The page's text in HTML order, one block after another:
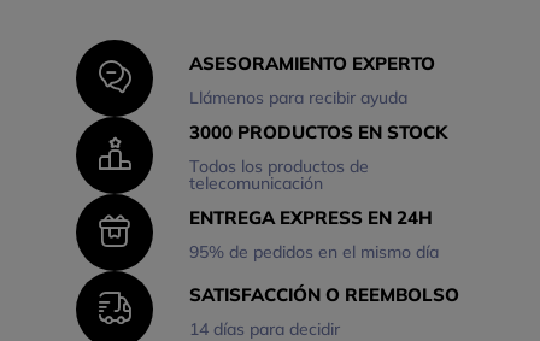
ASESORAMIENTO EXPERTO
Llámenos para recibir ayuda
3000 PRODUCTOS EN STOCK
Todos los productos de
telecomunicación
ENTREGA EXPRESS EN 24H
95% de pedidos en el mismo día
SATISFACCIÓN O REEMBOLSO
14 días para decidir